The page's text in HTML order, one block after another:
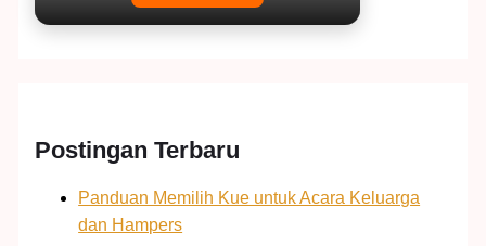
Postingan Terbaru
Panduan Memilih Kue untuk Acara Keluarga
dan Hampers